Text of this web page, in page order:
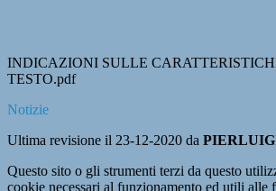
INDICAZIONI SULLE
TESTO.pdf
Notizie
Ultima revisione il 23-12-2020 da
Questo sito o gli strumenti terzi da questo
cookie necessari al funzionamento ed utili alle